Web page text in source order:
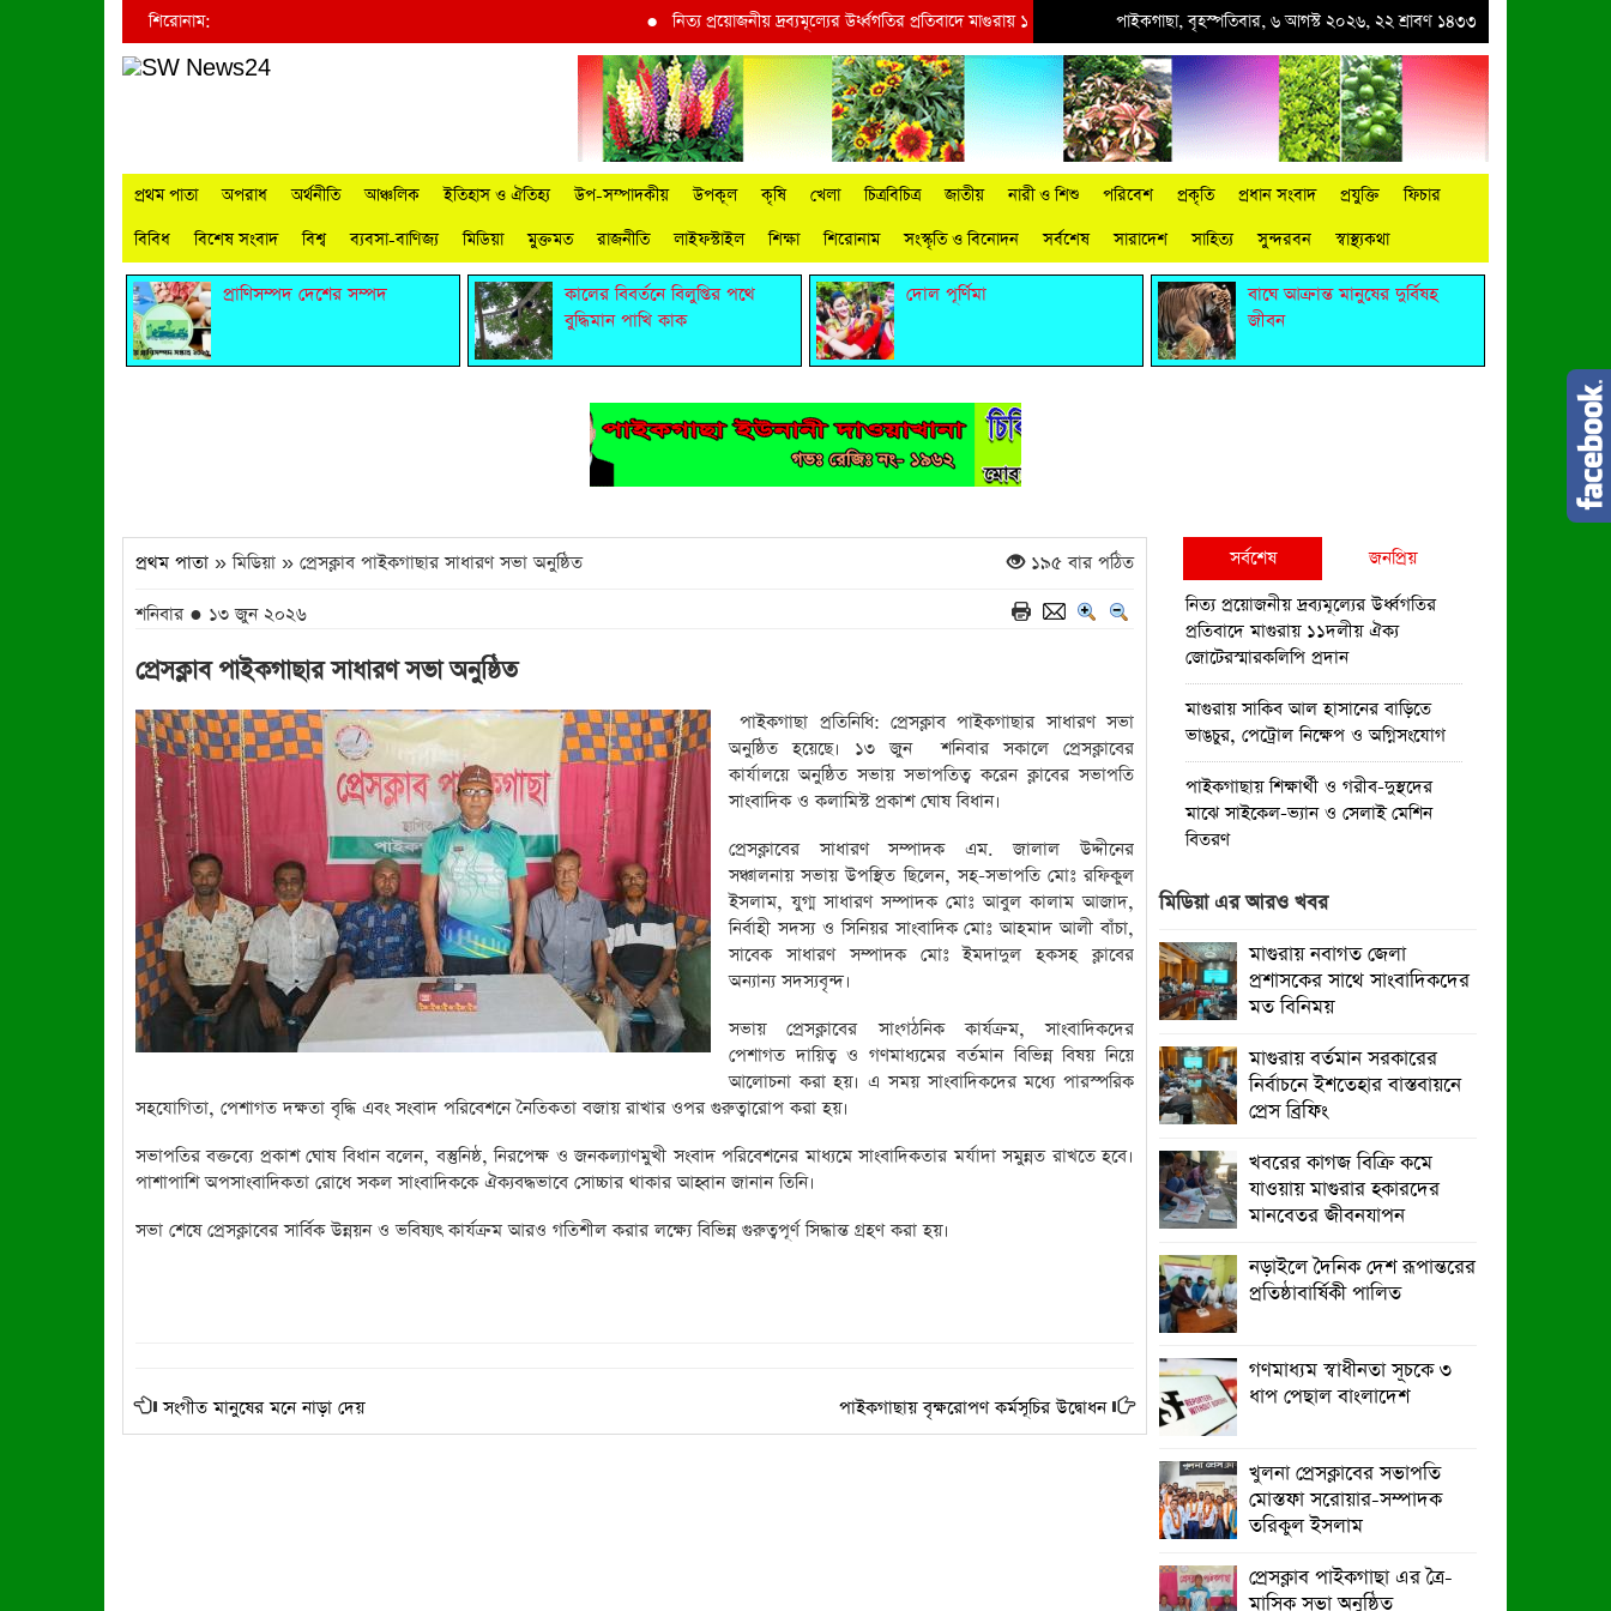
শিরোনাম: নিত্য প্রয়োজনীয় দ্রব্যমূল্যের উর্ধ্বগতির প্রতিবাদে মাগুরায় ১১দলীয় ঐক্য জোটেরস্মারকলিপি প্রদান●মাগুরায় সাকিব আল হাসানের বাড়িতে ভাঙচুর, পেট্রোল
পাইকগাছা, বৃহস্পতিবার, ৬ আগস্ট ২০২৬, ২২ শ্রাবণ ১৪৩৩
প্রথম পাতা অপরাধ অর্থনীতি আঞ্চলিক ইতিহাস ও ঐতিহ্য উপ-সম্পাদকীয় উপকূল কৃষি খেলা চিত্রবিচিত্র জাতীয় নারী ও শিশু পরিবেশ প্রকৃতি প্রধান সংবাদ প্রযুক্তি
ফিচার
বিবিধ
বিশেষ সংবাদ বিশ্ব ব্যবসা-বাণিজ্য মিডিয়া মুক্তমত রাজনীতি লাইফস্টাইল শিক্ষা শিরোনাম সংস্কৃতি ও বিনোদন সর্বশেষ সারাদেশ সাহিত্য সুন্দরবন স্বাস্থ্যকথা
প্রাণিসম্পদ দেশের সম্পদ
কালের বিবর্তনে বিলুপ্তির পথে
বুদ্ধিমান পাখি কাক
দোল পূর্ণিমা
বাঘে আক্রান্ত মানুষের দুর্বিষহ
জীবন
প্রথম পাতা » মিডিয়া » প্রেসক্লাব পাইকগাছার সাধারণ সভা অনুষ্ঠিত ১৯৫ বার পঠিত
শনিবার ● ১৩ জুন ২০২৬
প্রেসক্লাব পাইকগাছার সাধারণ সভা অনুষ্ঠিত
পাইকগাছা প্রতিনিধি: প্রেসক্লাব পাইকগাছার সাধারণ সভা
অনুষ্ঠিত হয়েছে। ১৩ জুন শনিবার সকালে প্রেসক্লাবের
কার্যালয়ে অনুষ্ঠিত সভায় সভাপতিত্ব করেন ক্লাবের সভাপতি
সাংবাদিক ও কলামিস্ট প্রকাশ ঘোষ বিধান।
প্রেসক্লাবের সাধারণ সম্পাদক এম. জালাল উদ্দীনের
সঞ্চালনায় সভায় উপস্থিত ছিলেন, সহ-সভাপতি মোঃ রফিকুল
ইসলাম, যুগ্ম সাধারণ সম্পাদক মোঃ আবুল কালাম আজাদ,
নির্বাহী সদস্য ও সিনিয়র সাংবাদিক মোঃ আহমাদ আলী বাঁচা,
সাবেক সাধারণ সম্পাদক মোঃ ইমদাদুল হকসহ ক্লাবের
অন্যান্য সদস্যবৃন্দ।
সভায় প্রেসক্লাবের সাংগঠনিক কার্যক্রম, সাংবাদিকদের
পেশাগত দায়িত্ব ও গণমাধ্যমের বর্তমান বিভিন্ন বিষয় নিয়ে
আলোচনা করা হয়। এ সময় সাংবাদিকদের মধ্যে পারস্পরিক
সহযোগিতা, পেশাগত দক্ষতা বৃদ্ধি এবং সংবাদ পরিবেশনে নৈতিকতা বজায় রাখার ওপর গুরুত্বারোপ করা হয়।
সভাপতির বক্তব্যে প্রকাশ ঘোষ বিধান বলেন, বস্তুনিষ্ঠ, নিরপেক্ষ ও জনকল্যাণমুখী সংবাদ পরিবেশনের মাধ্যমে সাংবাদিকতার মর্যাদা সমুন্নত রাখতে হবে।
পাশাপাশি অপসাংবাদিকতা রোধে সকল সাংবাদিককে ঐক্যবদ্ধভাবে সোচ্চার থাকার আহ্বান জানান তিনি।
সভা শেষে প্রেসক্লাবের সার্বিক উন্নয়ন ও ভবিষ্যৎ কার্যক্রম আরও গতিশীল করার লক্ষ্যে বিভিন্ন গুরুত্বপূর্ণ সিদ্ধান্ত গ্রহণ করা হয়।
সংগীত মানুষের মনে নাড়া দেয় পাইকগাছায় বৃক্ষরোপণ কর্মসূচির উদ্বোধন
সর্বশেষ
জনপ্রিয়
নিত্য প্রয়োজনীয় দ্রব্যমূল্যের উর্ধ্বগতির
প্রতিবাদে মাগুরায় ১১দলীয় ঐক্য
জোটেরস্মারকলিপি প্রদান
মাগুরায় সাকিব আল হাসানের বাড়িতে
ভাঙচুর, পেট্রোল নিক্ষেপ ও অগ্নিসংযোগ
পাইকগাছায় শিক্ষার্থী ও গরীব-দুস্থদের
মাঝে সাইকেল-ভ্যান ও সেলাই মেশিন
বিতরণ
পাইকগাছায় জুলাই উদযাপন উপলক্ষে
বিএনপির আনন্দ মিছিল ও সমাবেশ
পাইকগাছায় জুলাই গণঅভ্যুত্থান দিবস
পালিত
মাগুরায় জুলাই গণঅভ্যুত্থান দিবস পালিত
বর্ষার প্রকৃতি রাঙিয়ে তুলেছে কদম ফুল
পাইকগাছায় বিলুপ্তির পথে বর্ষার কদম
ফুল
মিডিয়া এর আরও খবর
মাগুরায় নবাগত জেলা
প্রশাসকের সাথে সাংবাদিকদের
মত বিনিময়
মাগুরায় বর্তমান সরকারের
নির্বাচনে ইশতেহার বাস্তবায়নে
প্রেস ব্রিফিং
খবরের কাগজ বিক্রি কমে
যাওয়ায় মাগুরার হকারদের
মানবেতর জীবনযাপন
নড়াইলে দৈনিক দেশ রূপান্তরের
প্রতিষ্ঠাবার্ষিকী পালিত
গণমাধ্যম স্বাধীনতা সূচকে ৩
ধাপ পেছাল বাংলাদেশ
খুলনা প্রেসক্লাবের সভাপতি
মোস্তফা সরোয়ার-সম্পাদক
তরিকুল ইসলাম
প্রেসক্লাব পাইকগাছা এর ত্রৈ-
মাসিক সভা অনুষ্ঠিত